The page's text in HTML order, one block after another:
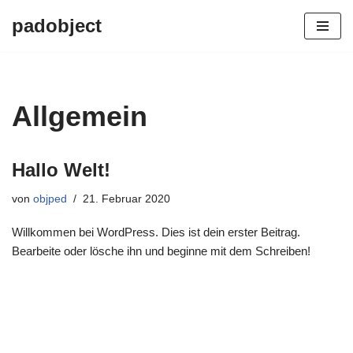
padobject
Allgemein
Hallo Welt!
von objped 21. Februar 2020
Willkommen bei WordPress. Dies ist dein erster Beitrag.
Bearbeite oder lösche ihn und beginne mit dem Schreiben!